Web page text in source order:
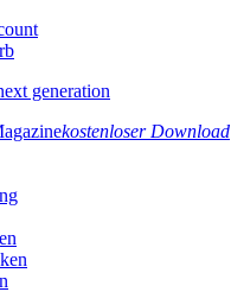
kostenloser Download